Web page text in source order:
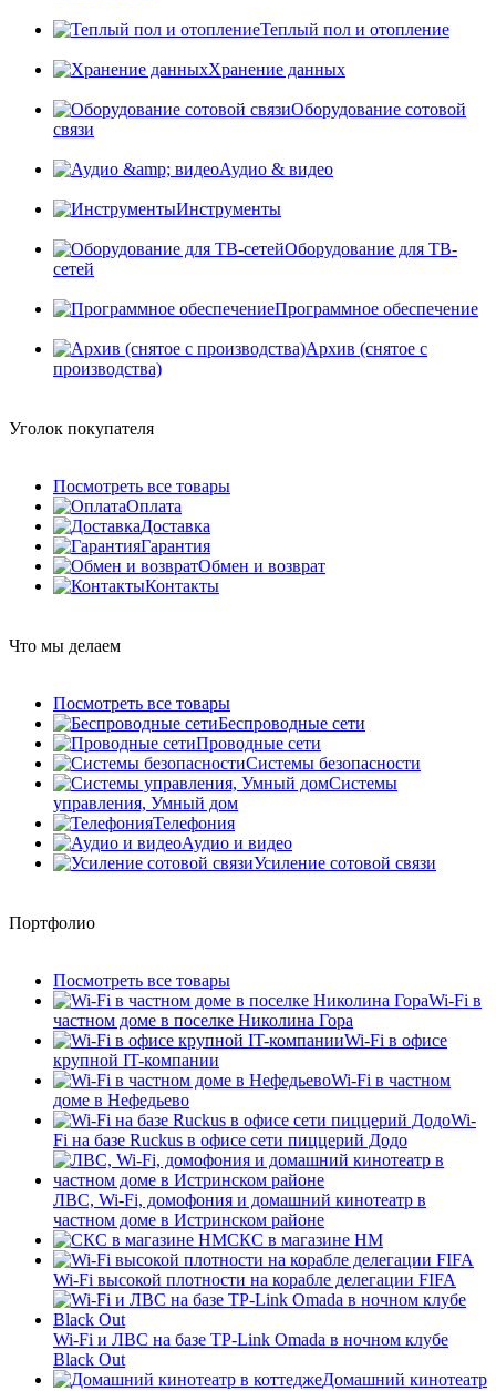
Теплый пол и отопление
Хранение данных
Оборудование сотовой
связи
Аудио & видео
Инструменты
Оборудование для ТВ-
сетей
Программное обеспечение
Архив (снятое с
производства)
Уголок покупателя
Посмотреть все товары
Оплата
Доставка
Гарантия
Обмен и возврат
Контакты
Что мы делаем
Посмотреть все товары
Беспроводные сети
Проводные сети
Системы безопасности
Системы
управления, Умный дом
Телефония
Аудио и видео
Усиление сотовой связи
Портфолио
Посмотреть все товары
Wi-Fi в
частном доме в поселке Николина Гора
Wi-Fi в офисе
крупной IT-компании
Wi-Fi в частном
доме в Нефедьево
Wi-
Fi на базе Ruckus в офисе сети пиццерий Додо
ЛВС, Wi-Fi, домофония и домашний кинотеатр в
частном доме в Истринском районе
СКС в магазине HM
Wi-Fi высокой плотности на корабле делегации FIFA
Wi-Fi и ЛВС на базе TP-Link Omada в ночном клубе
Black Out
Домашний кинотеатр